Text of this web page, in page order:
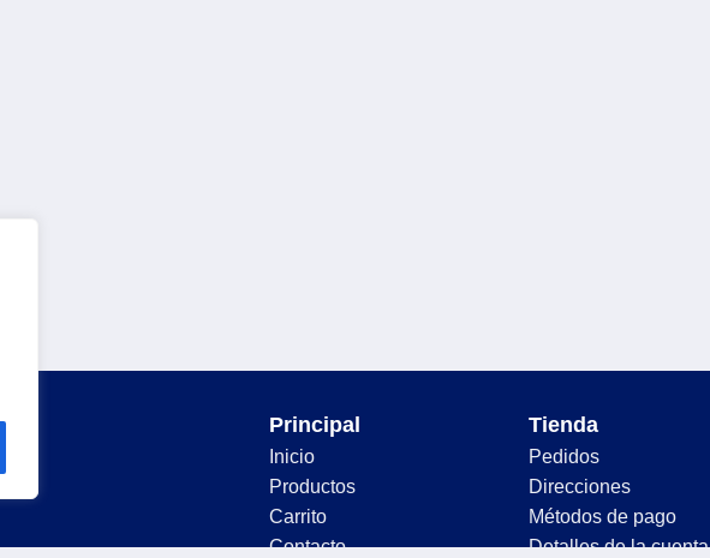
Principal
Inicio
Productos
Carrito
Contacto
Tienda
Pedidos
Direcciones
Métodos de pago
Detalles de la cuenta